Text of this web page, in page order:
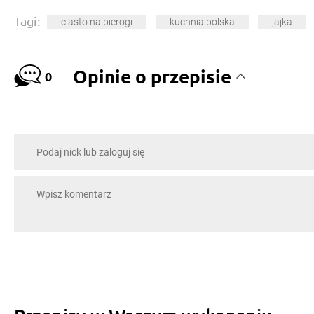
Tagi: ciasto na pierogi kuchnia polska jajka
0 Opinie o przepisie